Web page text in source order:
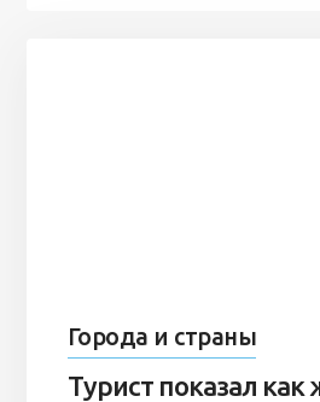
Города и страны
Турист показал как